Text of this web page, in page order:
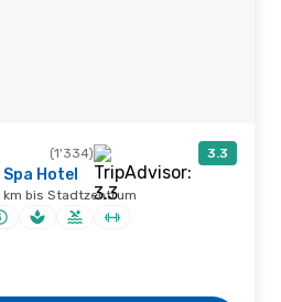
(1'334) 3.3
Hotel
km bis Stadtzentrum